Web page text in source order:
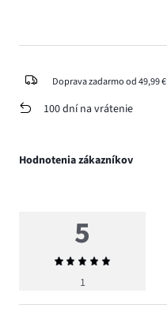
Doprava zadarmo od 49,99 €
100 dní na vrátenie
Hodnotenia zákazníkov
5
Priemerné
hodnotenie
1